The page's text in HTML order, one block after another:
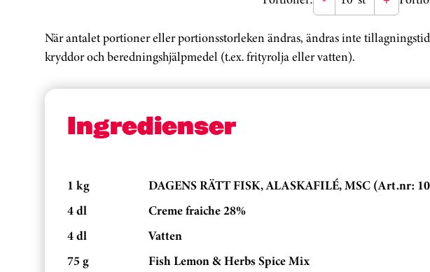
När antalet portioner eller portionsstorleken ändras, ändras inte
kryddor och beredningshjälpmedel (t.ex. frityrolja eller vatten).
Ingredienser
1 kg
DAGENS RÄTT FISK, ALASKAFILÉ, MSC (Art.nr:
4 dl
Creme fraiche 28%
4 dl
Vatten
75 g
Fish Lemon & Herbs Spice Mix